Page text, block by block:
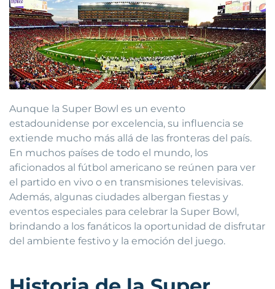
Aunque la Super Bowl es un evento
estadounidense por excelencia, su influencia se
extiende mucho más allá de las fronteras del país.
En muchos países de todo el mundo, los
aficionados al fútbol americano se reúnen para ver
el partido en vivo o en transmisiones televisivas.
Además, algunas ciudades albergan fiestas y
eventos especiales para celebrar la Super Bowl,
brindando a los fanáticos la oportunidad de disfrutar
del ambiente festivo y la emoción del juego.